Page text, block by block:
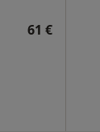
61 €